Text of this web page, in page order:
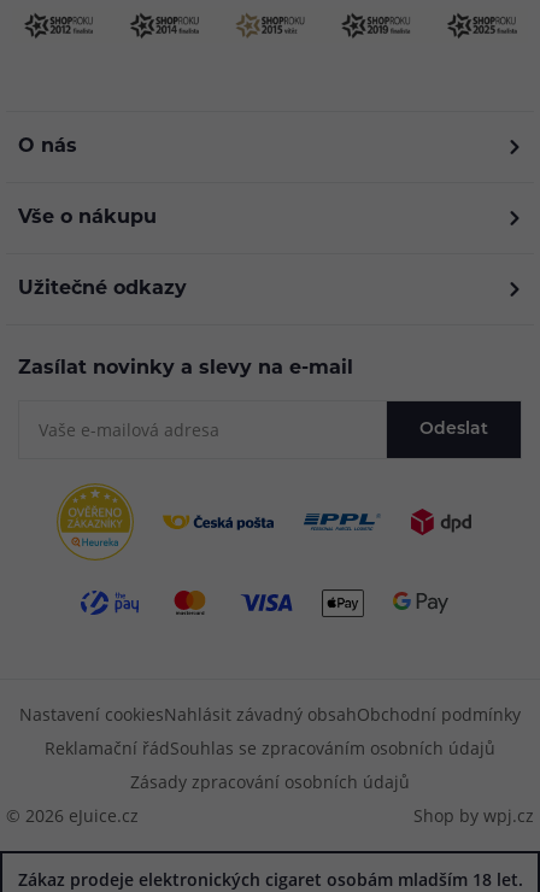
O nás
Vše o nákupu
Užitečné odkazy
Zasílat novinky a slevy na e-mail
Odeslat
© 2026 eJuice.cz
Nastavení cookiesNahlásit závadný obsahObchodní podmínky
Reklamační řádSouhlas se zpracováním osobních údajů
Zásady zpracování osobních údajů
Shop by wpj.cz
Zákaz prodeje elektronických cigaret osobám mladším 18 let.